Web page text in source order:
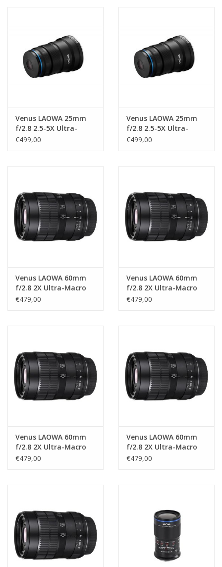
Venus LAOWA 25mm
f/2.8 2.5-5X Ultra-
Macro Lens - Canon EF
€499,00
Venus LAOWA 25mm
f/2.8 2.5-5X Ultra-
Macro Lens - Sony FE
€499,00
Venus LAOWA 60mm
f/2.8 2X Ultra-Macro
Lens - Sony E
€479,00
Venus LAOWA 60mm
f/2.8 2X Ultra-Macro
Lens - Nikon F
€479,00
Venus LAOWA 60mm
f/2.8 2X Ultra-Macro
Lens - Pentax K
€479,00
Venus LAOWA 60mm
f/2.8 2X Ultra-Macro
Lens - Canon EF
€479,00